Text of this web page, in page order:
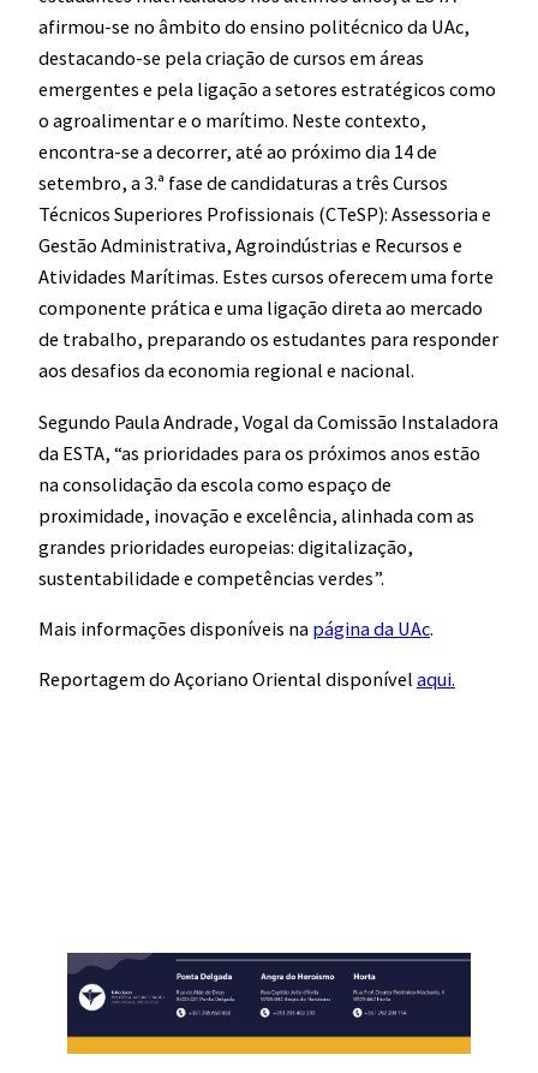
afirmou-se no âmbito do ensino politécnico da UAc,
destacando-se pela criação de cursos em áreas
emergentes e pela ligação a setores estratégicos como
o agroalimentar e o marítimo. Neste contexto,
encontra-se a decorrer, até ao próximo dia 14 de
setembro, a 3.ª fase de candidaturas a três Cursos
Técnicos Superiores Profissionais (CTeSP): Assessoria e
Gestão Administrativa, Agroindústrias e Recursos e
Atividades Marítimas. Estes cursos oferecem uma forte
componente prática e uma ligação direta ao mercado
de trabalho, preparando os estudantes para responder
aos desafios da economia regional e nacional.
Segundo Paula Andrade, Vogal da Comissão Instaladora
da ESTA, “as prioridades para os próximos anos estão
na consolidação da escola como espaço de
proximidade, inovação e excelência, alinhada com as
grandes prioridades europeias: digitalização,
sustentabilidade e competências verdes”.
Mais informações disponíveis na página da UAc.
Reportagem do Açoriano Oriental disponível aqui.